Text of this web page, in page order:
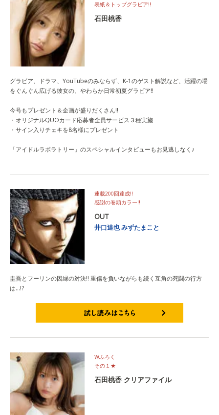
表紙＆トップグラビア!!
石田桃香
グラビア、ドラマ、YouTubeのみならず、K-1のゲスト解説など、活躍の場
をぐんぐん広げる彼女の、やわらか日常初夏グラビア!!
今号もプレゼント＆企画が盛りだくさん!!
・オリジナルQUOカード応募者全員サービス３種実施
・サイン入りチェキを8名様にプレゼント
「アイドルラボラトリー」のスペシャルインタビューもお見逃しなく♪
連載200回達成!!
感謝の巻頭カラー!!
OUT
井口達也みずたまこと
圭吾とフーリンの因縁の対決!! 重傷を負いながらも続く互角の死闘の行方
は…!?
Wふろく
その１★
石田桃香 クリアファイル